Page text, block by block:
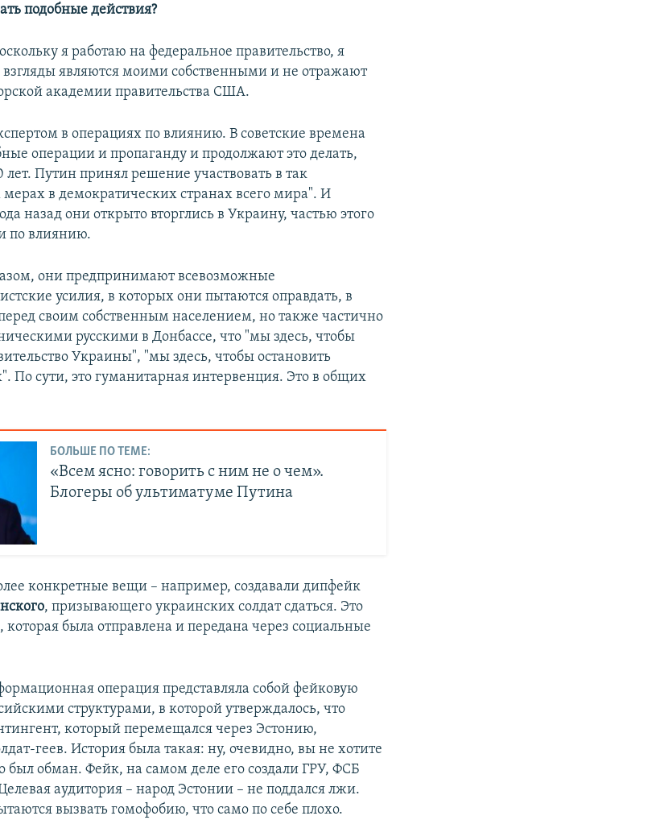
подобные действия?
я работаю на федеральное правительство, я
взгляды являются моими собственными и не отражают
академии правительства США.
в операциях по влиянию. В советские времена
операции и пропаганду и продолжают это делать,
лет. Путин принял решение участвовать в так
в демократических странах всего мира". И
назад они открыто вторглись в Украину, частью этого
по влиянию.
они предпринимают всевозможные
усилия, в которых они пытаются оправдать, в
своим собственным населением, но также частично
русскими в Донбассе, что "мы здесь, чтобы
Украины", "мы здесь, чтобы остановить
По сути, это гуманитарная интервенция. Это в общих
БОЛЬШЕ ПО ТЕМЕ:
«Всем ясно: говорить с ним не о чем».
Блогеры об ультиматуме Путина
конкретные вещи – например, создавали дипфейк
, призывающего украинских солдат сдаться. Это
была отправлена и передана через социальные
операция представляла собой фейковую
структурами, в которой утверждалось, что
который перемещался через Эстонию,
геев. История была такая: ну, очевидно, вы не хотите
был обман. Фейк, на самом деле его создали ГРУ, ФСБ
аудитория – народ Эстонии – не поддался лжи.
вызвать гомофобию, что само по себе плохо.